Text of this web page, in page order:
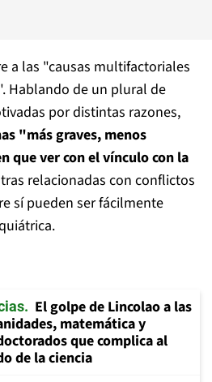
a las "causas multifactoriales
Hablando de un plural de
por distintas razones,
"más graves, menos
que ver con el vínculo con la
relacionadas con conflictos
sí pueden ser fácilmente
El golpe de Lincolao a las
matemática y
que complica al
de la ciencia